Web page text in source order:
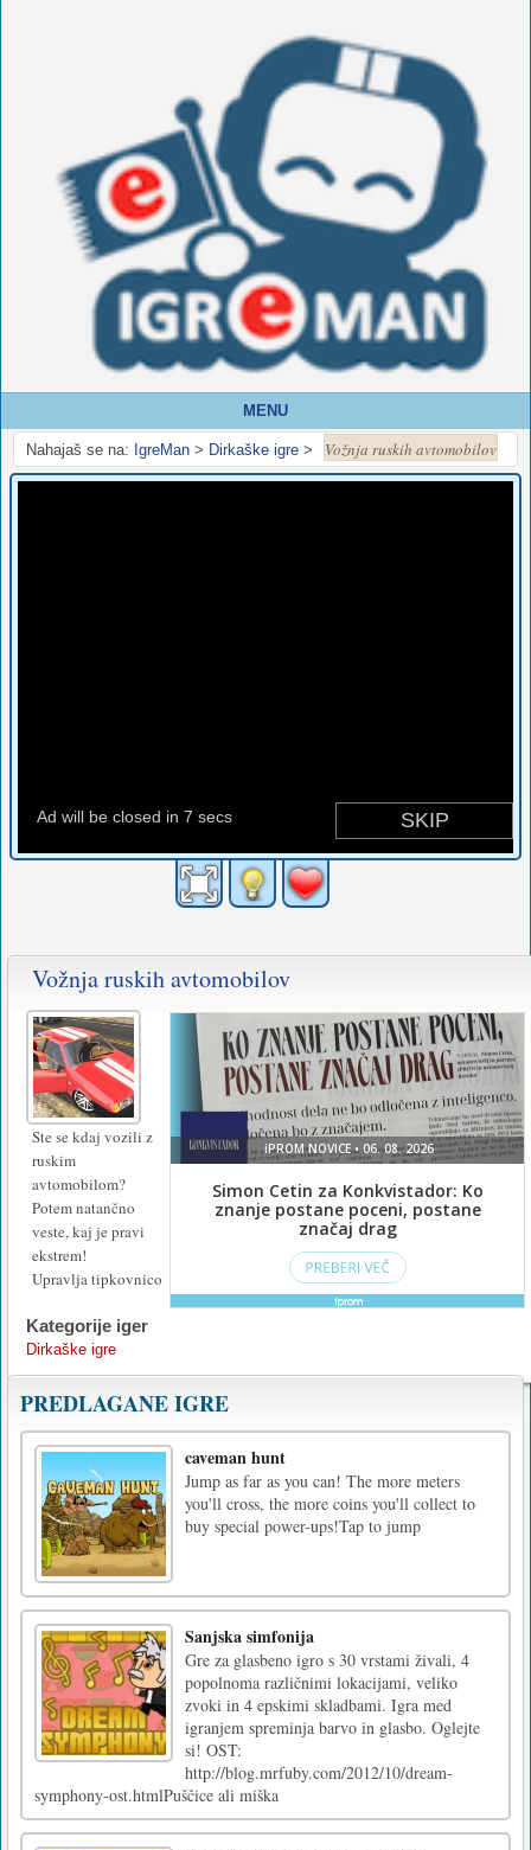
MENU
Nahajaš se na: IgreMan > Dirkaške igre > Vožnja ruskih avtomobilov
Vožnja ruskih avtomobilov
Ste se kdaj vozili z
ruskim
avtomobilom?
Potem natančno
veste, kaj je pravi
ekstrem!
Upravlja tipkovnico
Kategorije iger
Dirkaške igre
PREDLAGANE IGRE
caveman hunt
Jump as far as you can! The more meters
you'll cross, the more coins you'll collect to
buy special power-ups!Tap to jump
Sanjska simfonija
Gre za glasbeno igro s 30 vrstami živali, 4
popolnoma različnimi lokacijami, veliko
zvoki in 4 epskimi skladbami. Igra med
igranjem spreminja barvo in glasbo. Oglejte
si! OST:
http://blog.mrfuby.com/2012/10/dream-
symphony-ost.htmlPuščice ali miška